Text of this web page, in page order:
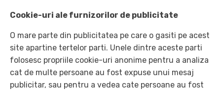
Cookie-uri ale furnizorilor de publicitate
O mare parte din publicitatea pe care o gasiti pe acest
site apartine tertelor parti. Unele dintre aceste parti
folosesc propriile cookie-uri anonime pentru a analiza
cat de multe persoane au fost expuse unui mesaj
publicitar, sau pentru a vedea cate persoane au fost